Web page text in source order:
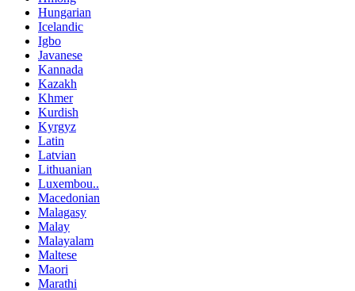
Hungarian
Icelandic
Igbo
Javanese
Kannada
Kazakh
Khmer
Kurdish
Kyrgyz
Latin
Latvian
Lithuanian
Luxembou..
Macedonian
Malagasy
Malay
Malayalam
Maltese
Maori
Marathi